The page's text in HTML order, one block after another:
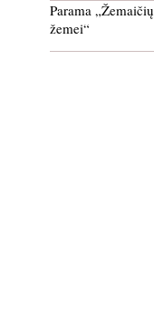
Parama „Žemaičių
žemei“